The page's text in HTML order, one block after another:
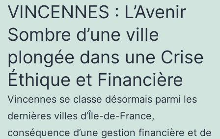
VINCENNES : L’Avenir
Sombre d’une ville
plongée dans une Crise
Éthique et Financière
Vincennes se classe désormais parmi les
dernières villes d’Île-de-France,
conséquence d’une gestion financière et de